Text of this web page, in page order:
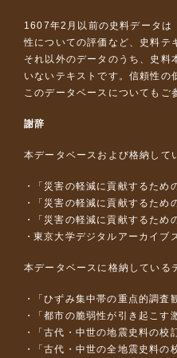
1607年2月以前の史料データは
性についての評価など、史料テ
それ以外のデータのうち、史
いないテキストです。信頼性の
このデータベースについて もご
謝辞
本データベースおよび格納して
「災害の軽減に貢献するた
「災害の軽減に貢献するた
「災害の軽減に貢献するた
東京大学デジタルアーカイブ
本データベースに格納している
「ひずみ集中帯の重点的調
「都市の脆弱性が引き起こ
「古代・中世の地震史料の
「古代・中世の全地震史料